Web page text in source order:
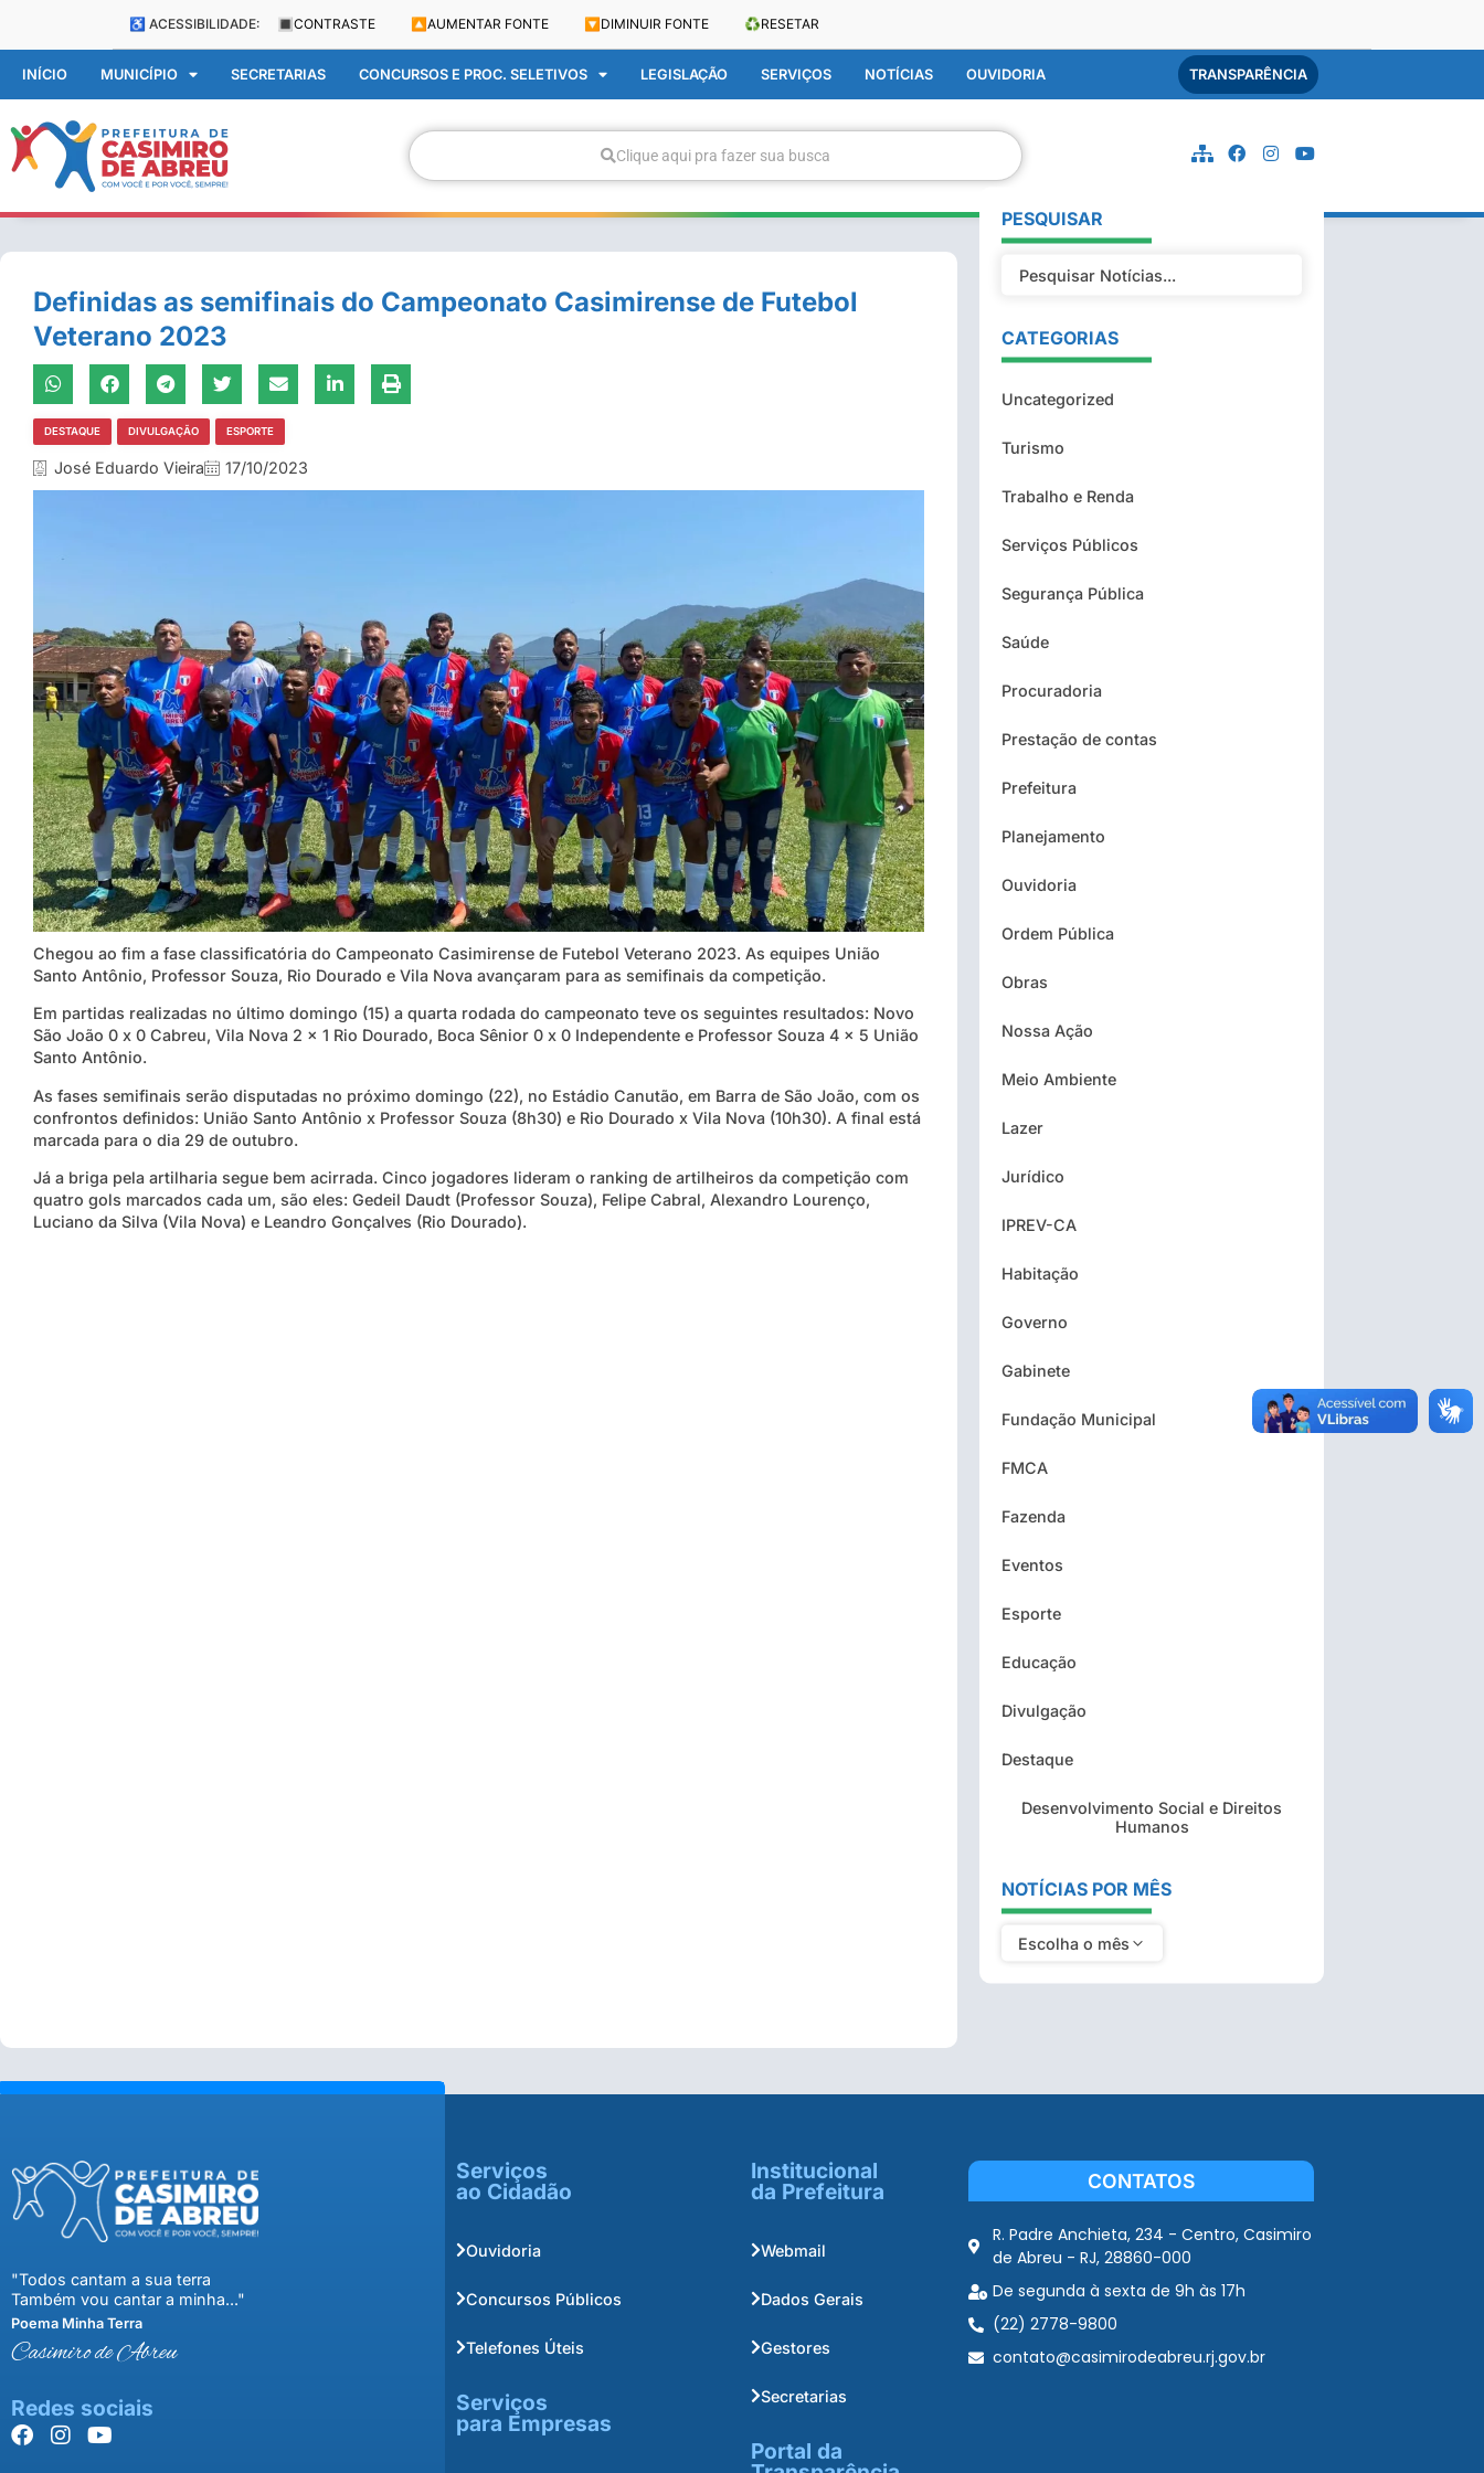
♿ ACESSIBILIDADE: 🔳 CONTRASTE 🔼 AUMENTAR FONTE 🔽 DIMINUIR FONTE ♻️RESETAR
INÍCIO MUNICÍPIO SECRETARIAS CONCURSOS E PROC. SELETIVOS LEGISLAÇÃO SERVIÇOS NOTÍCIAS OUVIDORIA TRANSPARÊNCIA
Clique aqui pra fazer sua busca
Definidas as semifinais do Campeonato Casimirense de Futebol
Veterano 2023
DESTAQUE DIVULGAÇÃO ESPORTE
José Eduardo Vieira 17/10/2023
Chegou ao fim a fase classificatória do Campeonato Casimirense de Futebol Veterano 2023. As equipes União
Santo Antônio, Professor Souza, Rio Dourado e Vila Nova avançaram para as semifinais da competição.
Em partidas realizadas no último domingo (15) a quarta rodada do campeonato teve os seguintes resultados: Novo
São João 0 x 0 Cabreu, Vila Nova 2 x 1 Rio Dourado, Boca Sênior 0 x 0 Independente e Professor Souza 4 x 5 União
Santo Antônio.
As fases semifinais serão disputadas no próximo domingo (22), no Estádio Canutão, em Barra de São João, com os
confrontos definidos: União Santo Antônio x Professor Souza (8h30) e Rio Dourado x Vila Nova (10h30). A final está
marcada para o dia 29 de outubro.
Já a briga pela artilharia segue bem acirrada. Cinco jogadores lideram o ranking de artilheiros da competição com
quatro gols marcados cada um, são eles: Gedeil Daudt (Professor Souza), Felipe Cabral, Alexandro Lourenço,
Luciano da Silva (Vila Nova) e Leandro Gonçalves (Rio Dourado).
PESQUISAR
CATEGORIAS
Uncategorized
Turismo
Trabalho e Renda
Serviços Públicos
Segurança Pública
Saúde
Procuradoria
Prestação de contas
Prefeitura
Planejamento
Ouvidoria
Ordem Pública
Obras
Nossa Ação
Meio Ambiente
Lazer
Jurídico
IPREV-CA
Habitação
Governo
Gabinete
Fundação Municipal
FMCA
Fazenda
Eventos
Esporte
Educação
Divulgação
Destaque
Desenvolvimento Social e Direitos
Humanos
NOTÍCIAS POR MÊS
Escolha o mês
"Todos cantam a sua terra
Também vou cantar a minha..."
Poema Minha Terra
Casimiro de Abreu
Redes sociais
Serviços
ao Cidadão
Ouvidoria
Concursos Públicos
Telefones Úteis
Serviços
para Empresas
Institucional
da Prefeitura
Webmail
Dados Gerais
Gestores
Secretarias
Portal da
CONTATOS
R. Padre Anchieta, 234 - Centro, Casimiro
de Abreu - RJ, 28860-000
De segunda à sexta de 9h às 17h
(22) 2778-9800
contato@casimirodeabreu.rj.gov.br